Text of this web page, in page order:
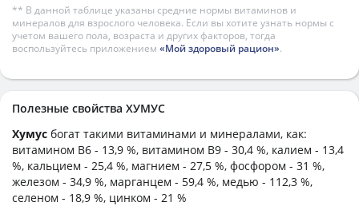
** В данной таблице указаны средние нормы витаминов и
минералов для взрослого человека. Если вы хотите узнать нормы с
учетом вашего пола, возраста и других факторов, тогда
воспользуйтесь приложением «Мой здоровый рацион».
Полезные свойства ХУМУС
Хумус богат такими витаминами и минералами, как:
витамином B6 - 13,9 %, витамином B9 - 30,4 %, калием - 13,4
%, кальцием - 25,4 %, магнием - 27,5 %, фосфором - 31 %,
железом - 34,9 %, марганцем - 59,4 %, медью - 112,3 %,
селеном - 18,9 %, цинком - 21 %